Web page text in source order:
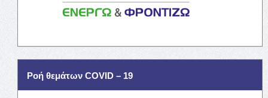
Ροή θεμάτων COVID – 19